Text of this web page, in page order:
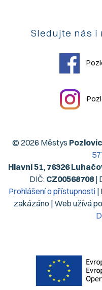
Sledujte nás
© 2026 Městys
Hlavní 51, 76326
DIČ: CZ00568708 |
Prohlášení o přístupnosti |
zakázáno | Web užívá